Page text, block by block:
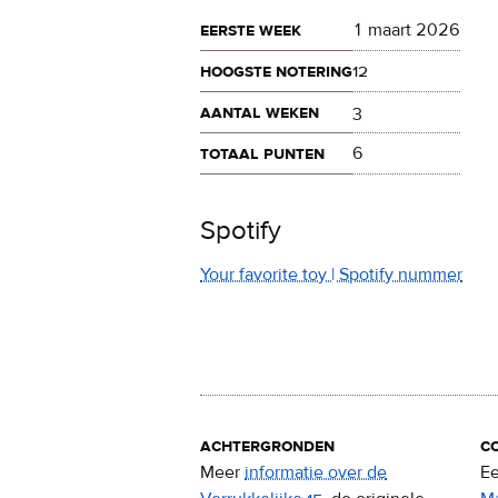
eerste week
1 maart 2026
hoogste notering12
aantal weken
3
totaal punten
6
Spotify
Your favorite toy | Spotify nummer
achtergronden
Meer informatie over de